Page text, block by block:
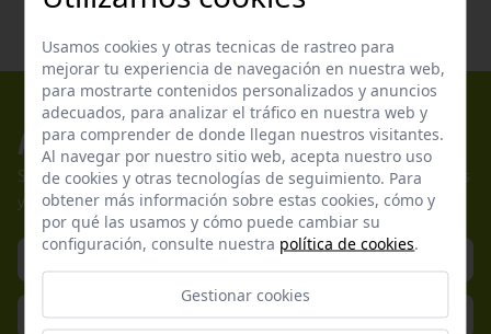
Apúntate a nuestros boletines
Suscríbete a nuestra newsletter y no te pierdas nuestras ofertas
y promociones exclusivas.
Usamos cookies y otras tecnicas de rastreo para
mejorar tu experiencia de navegación en nuestra web,
para mostrarte contenidos personalizados y anuncios
adecuados, para analizar el tráfico en nuestra web y
para comprender de donde llegan nuestros visitantes.
Al navegar por nuestro sitio web, acepta nuestro uso
de cookies y otras tecnologías de seguimiento. Para
obtener más información sobre estas cookies, cómo y
por qué las usamos y cómo puede cambiar su
configuración, consulte nuestra política de cookies.
Gestionar cookies